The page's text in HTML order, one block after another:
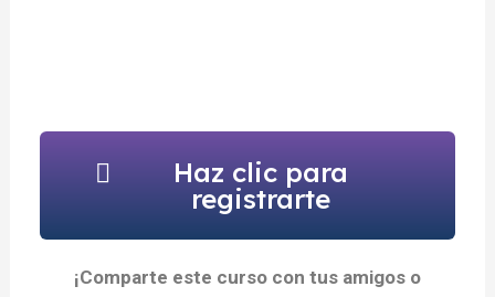
Haz clic para
registrarte
¡Comparte este curso con tus amigos o